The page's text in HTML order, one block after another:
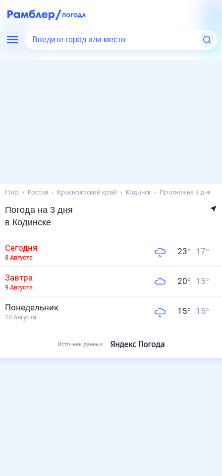
Введите город или место
Мир Россия Красноярский край Кодинск Прогноз на 3 дня
Погода на 3 дня
в Кодинске
Сегодня
8 Августа
23° 17°
Завтра
9 Августа
20° 15°
Понедельник
10 Августа
15° 15°
Источник данных